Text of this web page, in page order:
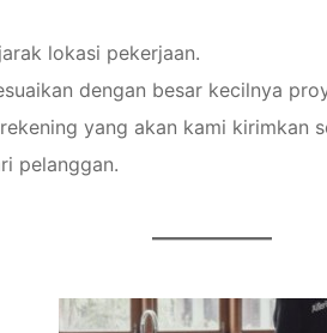
lokasi pekerjaan.
dengan besar kecilnya
yang akan kami kirimkan
pelanggan.